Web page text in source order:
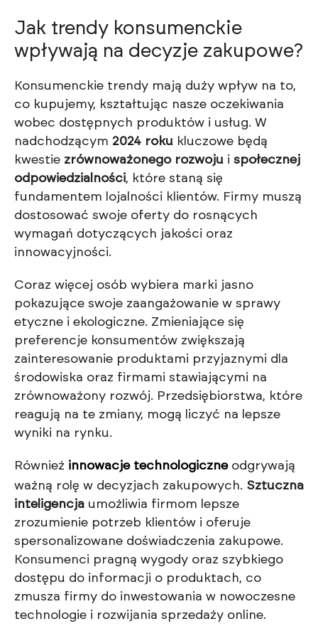
Jak trendy konsumenckie
wpływają na decyzje zakupowe?
Konsumenckie trendy mają duży wpływ na to,
co kupujemy, kształtując nasze oczekiwania
wobec dostępnych produktów i usług. W
nadchodzącym 2024 roku kluczowe będą
kwestie zrównoważonego rozwoju i społecznej
odpowiedzialności, które staną się
fundamentem lojalności klientów. Firmy muszą
dostosować swoje oferty do rosnących
wymagań dotyczących jakości oraz
innowacyjności.
Coraz więcej osób wybiera marki jasno
pokazujące swoje zaangażowanie w sprawy
etyczne i ekologiczne. Zmieniające się
preferencje konsumentów zwiększają
zainteresowanie produktami przyjaznymi dla
środowiska oraz firmami stawiającymi na
zrównoważony rozwój. Przedsiębiorstwa, które
reagują na te zmiany, mogą liczyć na lepsze
wyniki na rynku.
Również innowacje technologiczneodgrywają
ważną rolę w decyzjach zakupowych. Sztuczna
inteligencja umożliwia firmom lepsze
zrozumienie potrzeb klientów i oferuje
spersonalizowane doświadczenia zakupowe.
Konsumenci pragną wygody oraz szybkiego
dostępu do informacji o produktach, co
zmusza firmy do inwestowania w nowoczesne
technologie i rozwijania sprzedaży online.